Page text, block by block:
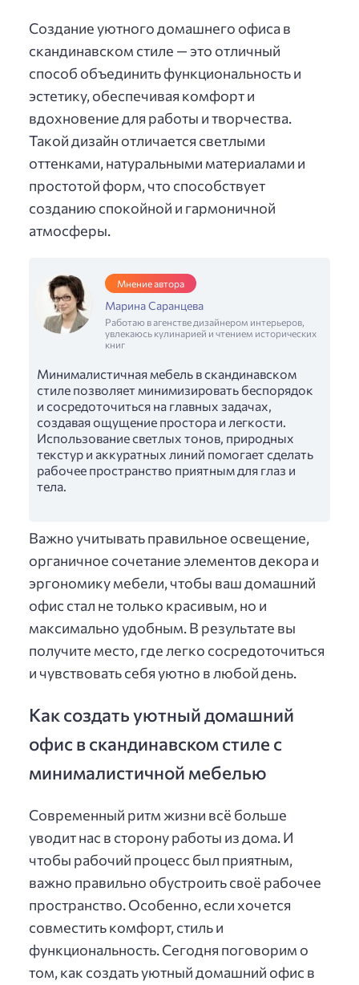
Создание уютного домашнего офиса в
скандинавском стиле — это отличный
способ объединить функциональность и
эстетику, обеспечивая комфорт и
вдохновение для работы и творчества.
Такой дизайн отличается светлыми
оттенками, натуральными материалами и
простотой форм, что способствует
созданию спокойной и гармоничной
атмосферы.
Мнение автора
Марина Саранцева
Работаю в агенстве дизайнером интерьеров,
увлекаюсь кулинарией и чтением исторических
книг
Минималистичная мебель в скандинавском
стиле позволяет минимизировать беспорядок
и сосредоточиться на главных задачах,
создавая ощущение простора и легкости.
Использование светлых тонов, природных
текстур и аккуратных линий помогает сделать
рабочее пространство приятным для глаз и
тела.
Важно учитывать правильное освещение,
органичное сочетание элементов декора и
эргономику мебели, чтобы ваш домашний
офис стал не только красивым, но и
максимально удобным. В результате вы
получите место, где легко сосредоточиться
и чувствовать себя уютно в любой день.
Как создать уютный домашний
офис в скандинавском стиле с
минималистичной мебелью
Современный ритм жизни всё больше
уводит нас в сторону работы из дома. И
чтобы рабочий процесс был приятным,
важно правильно обустроить своё рабочее
пространство. Особенно, если хочется
совместить комфорт, стиль и
функциональность. Сегодня поговорим о
том, как создать уютный домашний офис в